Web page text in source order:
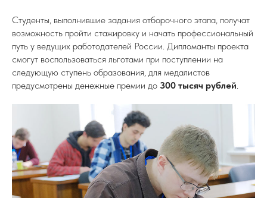
Студенты, выполнившие задания отборочного этапа, получат
возможность пройти стажировку и начать профессиональный
путь у ведущих работодателей России. Дипломанты проекта
смогут воспользоваться льготами при поступлении на
следующую ступень образования, для медалистов
предусмотрены денежные премии до 300 тысяч рублей.